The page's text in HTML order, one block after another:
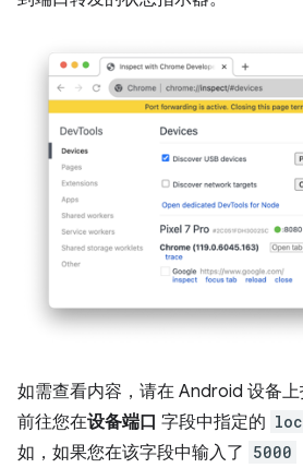
如需查看内容，请在 Android 设备
前往您在设备端口 字段中指定的
如，如果您在该字段中输入了 5000